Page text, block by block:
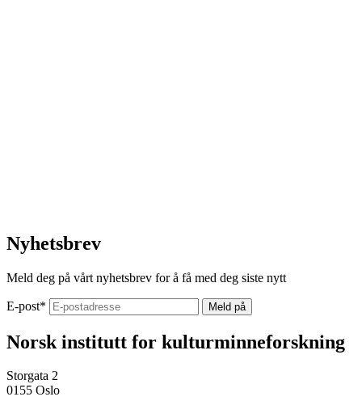
Nyhetsbrev
Meld deg på vårt nyhetsbrev for å få med deg siste nytt
E-post*
Norsk institutt for kulturminneforskning
Storgata 2
0155 Oslo